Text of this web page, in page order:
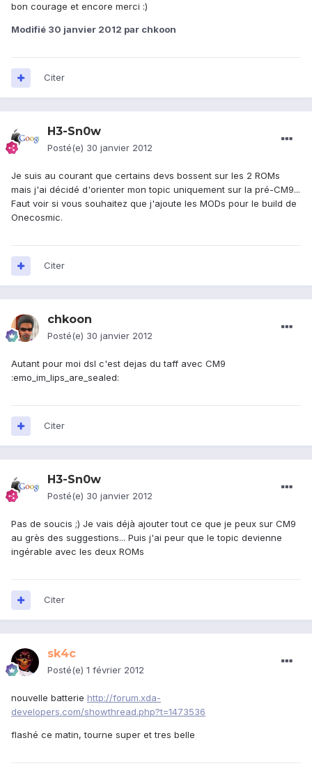
bon courage et encore merci :)
Modifié 30 janvier 2012 par chkoon
Citer
H3-Sn0w
Posté(e) 30 janvier 2012
Je suis au courant que certains devs bossent sur les 2 ROMs
mais j'ai décidé d'orienter mon topic uniquement sur la pré-CM9...
Faut voir si vous souhaitez que j'ajoute les MODs pour le build de
Onecosmic.
Citer
chkoon
Posté(e) 30 janvier 2012
Autant pour moi dsl c'est dejas du taff avec CM9
:emo_im_lips_are_sealed:
Citer
H3-Sn0w
Posté(e) 30 janvier 2012
Pas de soucis ;) Je vais déjà ajouter tout ce que je peux sur CM9
au grès des suggestions... Puis j'ai peur que le topic devienne
ingérable avec les deux ROMs
Citer
sk4c
Posté(e) 1 février 2012
nouvelle batterie http://forum.xda-
developers.com/showthread.php?t=1473536
flashé ce matin, tourne super et tres belle